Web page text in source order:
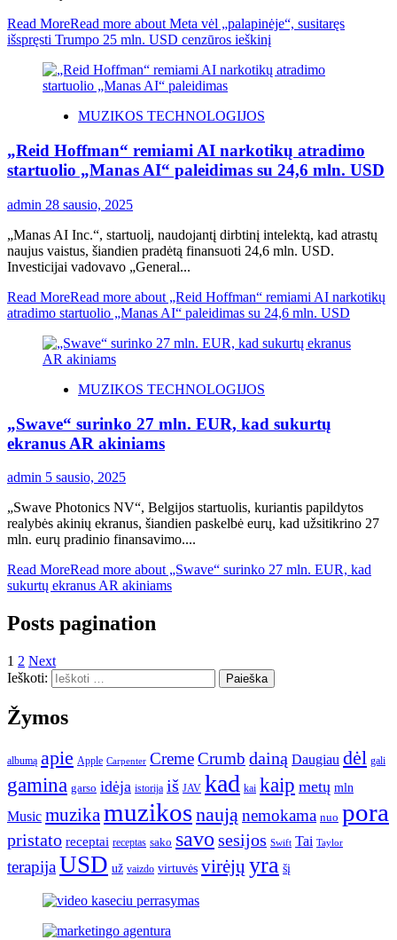
Read MoreRead more about Meta vėl „palapinėje“, susitaręs
išspręsti Trumpo 25 mln. USD cenzūros ieškinį
MUZIKOS TECHNOLOGIJOS
„Reid Hoffman“ remiami AI narkotikų atradimo
startuolio „Manas AI“ paleidimas su 24,6 mln. USD
admin 28 sausio, 2025
„Manas AI Inc.“, startuolį, naudojantį dirbtinį intelektą, kad atrastų
naujus vaistus, šiandien pradėtą ​​finansuoti 24,6 mln. USD.
Investicijai vadovavo „General...
Read MoreRead more about „Reid Hoffman“ remiami AI narkotikų
atradimo startuolio „Manas AI“ paleidimas su 24,6 mln. USD
MUZIKOS TECHNOLOGIJOS
„Swave“ surinko 27 mln. EUR, kad sukurtų
ekranus AR akiniams
admin 5 sausio, 2025
„Swave Photonics NV“, Belgijos startuolis, kuriantis papildytos
realybės akinių ekranus, šiandien paskelbė eurų, kad užsitikrino 27
mln. eurų pradinio finansavimo....
Read MoreRead more about „Swave“ surinko 27 mln. EUR, kad
sukurtų ekranus AR akiniams
Posts pagination
1 2 Next
Ieškoti:
Žymos
albumą apie Apple Carpenter CremeCrumb dainą Daugiau dėl gali
gamina garso idėja istorija iš JAV kad kai kaip metų mln
Music muzikamuzikosnaują nemokama nuo pora
pristato receptai receptas sako savo sesijos Swift Tai Taylor
terapijaUSD už vaizdo virtuvės virėjų yra šį